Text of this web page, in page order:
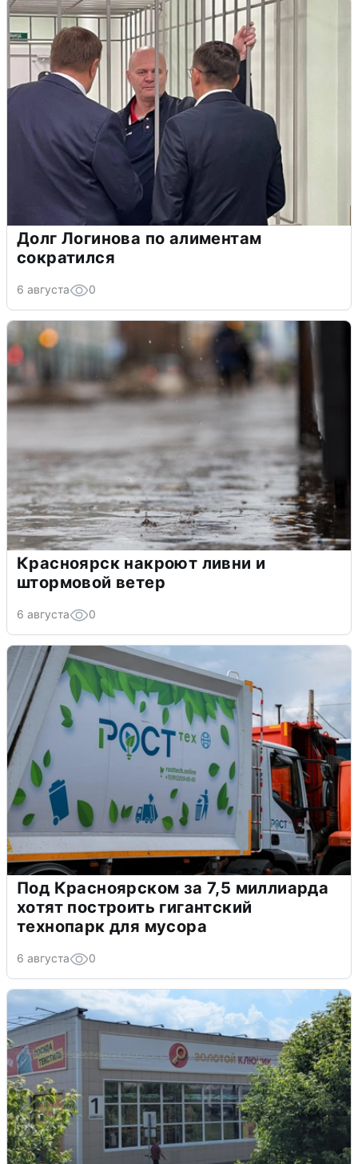
Долг Логинова по алиментам
сократился
6 августа 0
Красноярск накроют ливни и
штормовой ветер
6 августа 0
Под Красноярском за 7,5 миллиарда
хотят построить гигантский
технопарк для мусора
6 августа 0